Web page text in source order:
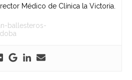
Médico de Clínica la Victoria.
ballesteros-